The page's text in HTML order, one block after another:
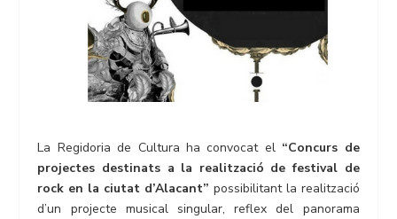
La Regidoria de Cultura ha convocat el “Concurs de
projectes destinats a la realització de festival de
rock en la ciutat d’Alacant” possibilitant la realització
d’un projecte musical singular, reflex del panorama